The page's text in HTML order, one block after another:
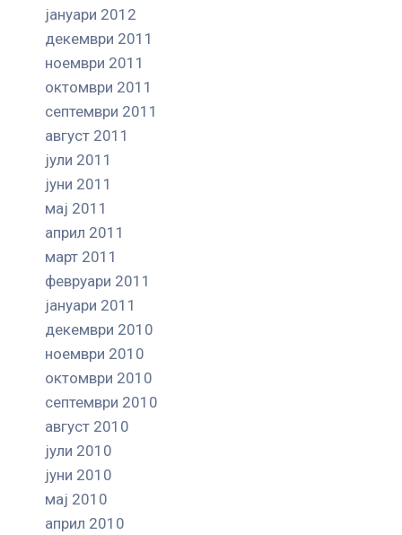
јануари 2012
декември 2011
ноември 2011
октомври 2011
септември 2011
август 2011
јули 2011
јуни 2011
мај 2011
април 2011
март 2011
февруари 2011
јануари 2011
декември 2010
ноември 2010
октомври 2010
септември 2010
август 2010
јули 2010
јуни 2010
мај 2010
април 2010